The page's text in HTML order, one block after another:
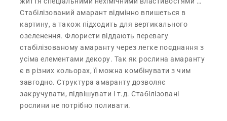
Стабілізований амарант відмінно впишеться в
картину, а також підходить для вертикального
озеленення. Флористи віддають перевагу
стабілізованому амаранту через легке поєднання з
усіма елементами декору. Так як рослина амаранту
є в різних кольорах, її можна комбінувати з чим
завгодно. Структура амаранту дозволяє
закручувати, підвішувати і т.д. Стабілізовані
рослини не потрібно поливати.